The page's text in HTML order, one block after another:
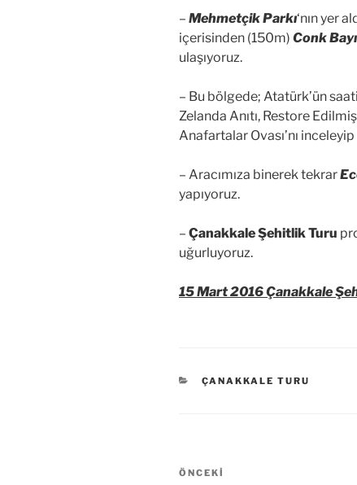
– Mehmetçik Parkı‘nın yer
içerisinden (150m) Conk
ulaşıyoruz.
– Bu bölgede; Atatürk’ün
Zelanda Anıtı, Restore Edilmiş
Anafartalar Ovası’nı
– Aracımıza binerek tekrar
yapıyoruz.
– Çanakkale Şehitlik Turu
uğurluyoruz.
15 Mart 2016 Çanakkale
KATEGORILER
ÇANAKKALE TURU
Yazı
Önceki
ÖNCEKI